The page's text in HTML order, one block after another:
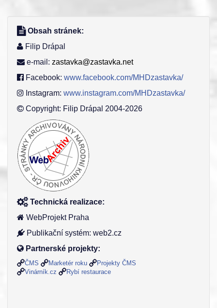
Obsah stránek:
Filip Drápal
e-mail: zastavka@zastavka.net
Facebook: www.facebook.com/MHDzastavka/
Instagram: www.instagram.com/MHDzastavka/
Copyright: Filip Drápal 2004-2026
Technická realizace:
WebProjekt Praha
Publikační systém: web2.cz
Partnerské projekty:
ČMS Marketér roku
Projekty ČMS
Vinárník.cz
Rybí restaurace